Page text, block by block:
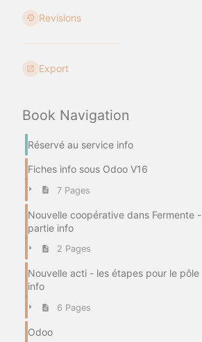
Revisions
Export
Book Navigation
Réservé au service info
Fiches info sous Odoo V16
7 Pages
Nouvelle coopérative dans Fermente -
partie info
2 Pages
Nouvelle acti - les étapes pour le pôle
info
6 Pages
Odoo